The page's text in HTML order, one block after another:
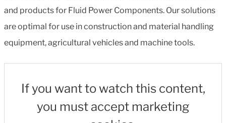
and products for Fluid Power Components. Our solutions
are optimal for use in construction and material handling
equipment, agricultural vehicles and machine tools.
If you want to watch this content,
you must accept marketing